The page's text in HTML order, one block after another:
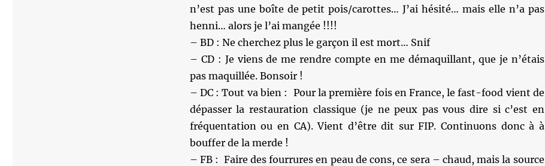
n’est pas une boîte de petit pois/carottes… J’ai hésité… mais elle n’a pas
henni… alors je l’ai mangée !!!!
– BD : Ne cherchez plus le garçon il est mort… Snif
– CD : Je viens de me rendre compte en me démaquillant, que je n’étais
pas maquillée. Bonsoir !
– DC : Tout va bien : Pour la première fois en France, le fast-food vient de
dépasser la restauration classique (je ne peux pas vous dire si c’est en
fréquentation ou en CA). Vient d’être dit sur FIP. Continuons donc à à
bouffer de la merde !
– FB : Faire des fourrures en peau de cons, ce sera – chaud, mais la source